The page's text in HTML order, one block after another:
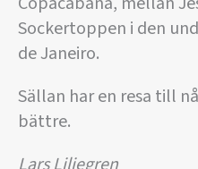
Sockertoppen i den
de Janeiro.
Sällan har en resa till
bättre.